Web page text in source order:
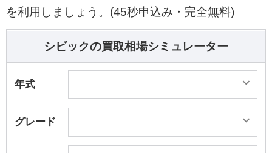
を利用しましょう。(45秒申込み・完全無料)
シビックの買取相場シミュレーター
年式
グレード